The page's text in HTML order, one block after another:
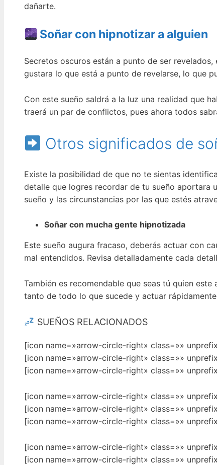
dañarte.
Soñar con hipnotizar a alguien
Secretos oscuros están a punto de ser
gustara lo que está a punto de revelarse, lo que
Con este sueño saldrá a la luz una realidad que
traerá un par de conflictos, pues ahora todos
Otros significados de
Existe la posibilidad de que no te sientas
detalle que logres recordar de tu sueño aportara
sueño y las circunstancias por las que estés
Soñar con mucha gente hipnotizada
Este sueño augura fracaso, deberás actuar con
mal entendidos. Revisa detalladamente cada
También es recomendable que seas tú quien
tanto de todo lo que sucede y actuar
SUEÑOS RELACIONADOS
[icon name=»arrow-circle-right» class=»»
[icon name=»arrow-circle-right» class=»»
[icon name=»arrow-circle-right» class=»»
[icon name=»arrow-circle-right» class=»»
[icon name=»arrow-circle-right» class=»»
[icon name=»arrow-circle-right» class=»»
[icon name=»arrow-circle-right» class=»»
[icon name=»arrow-circle-right» class=»»